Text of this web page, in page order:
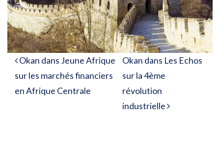
Navigation des articles
Okan dans Jeune Afrique
sur les marchés financiers
en Afrique Centrale
Okan dans Les Echos
sur la 4ème
révolution
industrielle